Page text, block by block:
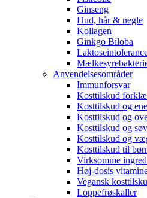
Ginseng
Hud, hår & negle
Kollagen
Ginkgo Biloba
Anvendelsesområder
Immunforsvar
Kosttilskud
Kosttilskud og
Kosttilskud og
Kosttilskud og
Kosttilskud og
Kosttilskud til
Virksomme
Høj-dosis
Vegansk
Loppefrøskaller